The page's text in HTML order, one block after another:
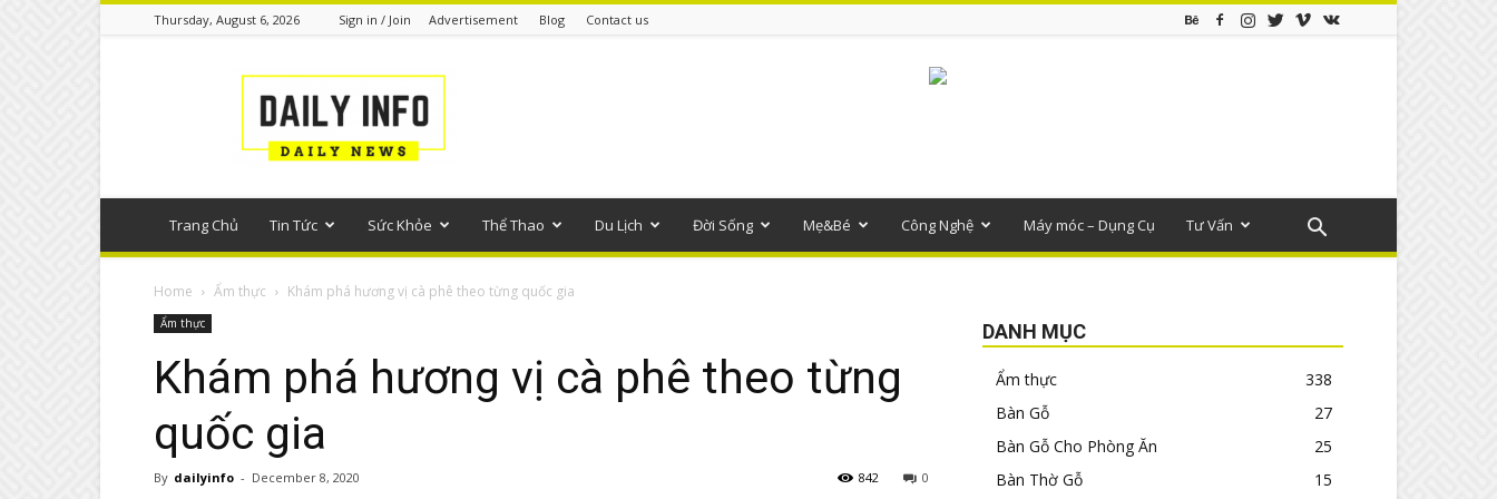
Thursday, August 6, 2026 Sign in / Join Advertisement Blog Contact us
thông
Trang Chủ Tin Tức Sức Khỏe Thể Thao Du Lịch Đời Sống Mẹ&Bé Công Nghệ Máy móc – Dụng Cụ Tư Vấn
Home Ẩm thực Khám phá hương vị cà phê theo từng quốc gia
Ẩm thực
Khám phá hương vị cà phê theo từng
quốc gia
By dailyinfo - December 8, 2020 0
842
DANH MỤC
Ẩm thực
338
Bàn Gỗ
27
Bàn Gỗ Cho Phòng Ăn
25
Bàn Thờ Gỗ
15